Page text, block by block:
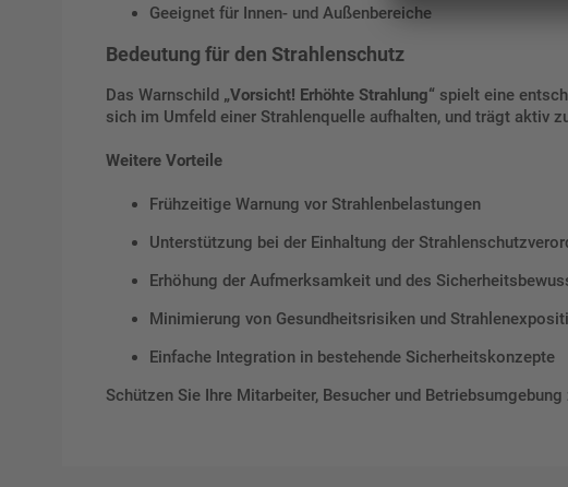
Geeignet für Innen- und Außenbereiche
Bedeutung für den Strahlenschutz
Das Warnschild „Vorsicht! Erhöhte Strahlung“ spielt eine
sich im Umfeld einer Strahlenquelle aufhalten, und trägt aktiv
Weitere Vorteile
Frühzeitige Warnung vor Strahlenbelastungen
Unterstützung bei der Einhaltung der
Erhöhung der Aufmerksamkeit und des
Minimierung von Gesundheitsrisiken und
Einfache Integration in bestehende Sicherheitskonzepte
Schützen Sie Ihre Mitarbeiter, Besucher und